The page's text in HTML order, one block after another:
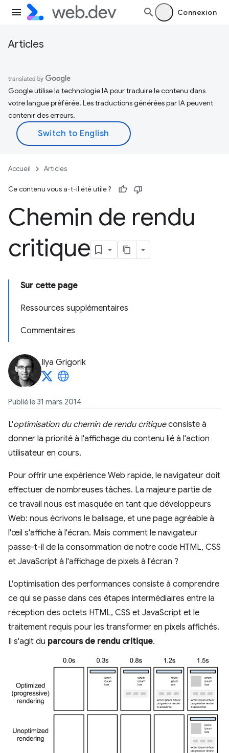
Connexion
Articles
Google utilise la technologie IA pour traduire le contenu dans
votre langue préférée. Les traductions générées par IA peuvent
contenir des erreurs.
Accueil Articles
Ce contenu vous a-t-il été utile ?
Chemin de rendu
critique
Sur cette page
Ressources supplémentaires
Commentaires
Ilya Grigorik
Publié le 31 mars 2014
L'optimisation du chemin de rendu critiqueconsiste à
donner la priorité à l'affichage du contenu lié à l'action
utilisateur en cours.
Pour offrir une expérience Web rapide, le navigateur doit
effectuer de nombreuses tâches. La majeure partie de
ce travail nous est masquée en tant que développeurs
Web: nous écrivons le balisage, et une page agréable à
l'œil s'affiche à l'écran. Mais comment le navigateur
passe-t-il de la consommation de notre code HTML, CSS
et JavaScript à l'affichage de pixels à l'écran ?
L'optimisation des performances consiste à comprendre
ce qui se passe dans ces étapes intermédiaires entre la
réception des octets HTML, CSS et JavaScript et le
traitement requis pour les transformer en pixels affichés.
Il s'agit du parcours de rendu critique.